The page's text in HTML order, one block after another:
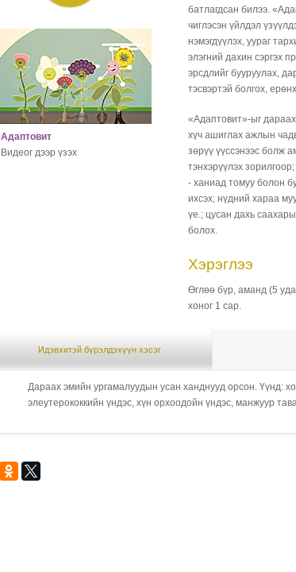
Адаптовит
Видеог дээр үзэх
батлагдсан билээ.
чиглэсэн үйлдэл
нэмэгдүүлэх, уураг
элэгний дахин сэргэх
эрсдлийг бууруулах,
тэсвэртэй болгох,
«Адаптовит»-ыг
хүч ашиглах ажлын
зөрүү үүссэнээс болж
тэнхэрүүлэх зорилгоор;
- ханиад томуу болон
ихсэх; нүдний хараа
үе.; цусан дахь
болох.
Хэрэглээ
Өглөө бүр, аманд (5
хоног 1 сар.
Идэвхитэй бүрэлдэхүүн хэсэг
Дараах эмийн ургамалуудын усан ханднууд орсон. Үүнд:
элеутерококкийн үндэс, хүн орхоодойн үндэс, манжуур